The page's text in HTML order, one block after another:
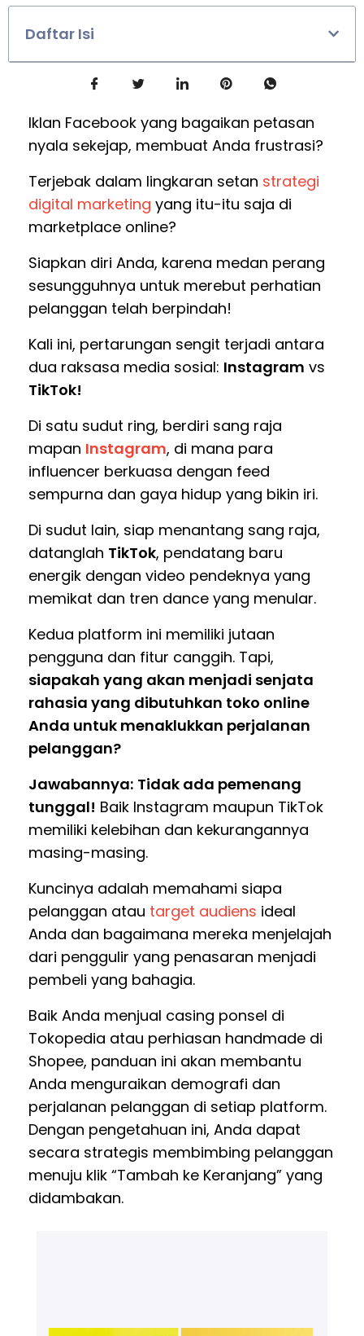
Daftar Isi
Iklan Facebook yang bagaikan petasan
nyala sekejap, membuat Anda frustrasi?
Terjebak dalam lingkaran setan strategi
digital marketing yang itu-itu saja di
marketplace online?
Siapkan diri Anda, karena medan perang
sesungguhnya untuk merebut perhatian
pelanggan telah berpindah!
Kali ini, pertarungan sengit terjadi antara
dua raksasa media sosial: Instagram vs
TikTok!
Di satu sudut ring, berdiri sang raja
mapan Instagram, di mana para
influencer berkuasa dengan feed
sempurna dan gaya hidup yang bikin iri.
Di sudut lain, siap menantang sang raja,
datanglah TikTok, pendatang baru
energik dengan video pendeknya yang
memikat dan tren dance yang menular.
Kedua platform ini memiliki jutaan
pengguna dan fitur canggih. Tapi,
siapakah yang akan menjadi senjata
rahasia yang dibutuhkan toko online
Anda untuk menaklukkan perjalanan
pelanggan?
Jawabannya: Tidak ada pemenang
tunggal! Baik Instagram maupun TikTok
memiliki kelebihan dan kekurangannya
masing-masing.
Kuncinya adalah memahami siapa
pelanggan atau target audiens ideal
Anda dan bagaimana mereka menjelajah
dari penggulir yang penasaran menjadi
pembeli yang bahagia.
Baik Anda menjual casing ponsel di
Tokopedia atau perhiasan handmade di
Shopee, panduan ini akan membantu
Anda menguraikan demografi dan
perjalanan pelanggan di setiap platform.
Dengan pengetahuan ini, Anda dapat
secara strategis membimbing pelanggan
menuju klik “Tambah ke Keranjang” yang
didambakan.